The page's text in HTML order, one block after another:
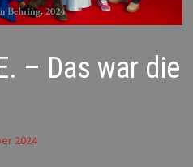
– Das war die
2024